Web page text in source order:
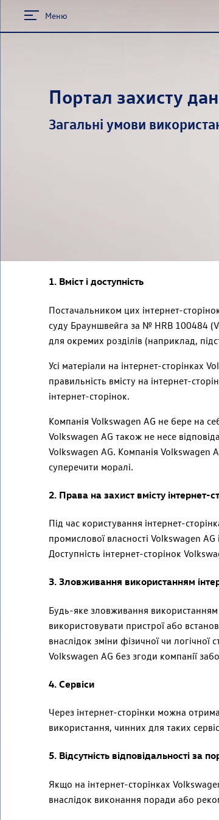
Меню
Портал захисту
Загальні умови
1. Вміст і доступність
Постачальником цих інтернет-
суду Брауншвейга за № HRB 100484 (
для окремих розділів (наприклад,
Усі матеріали на інтернет-сторінках
правильність вмісту на інтернет-
інтернет-сторінок.
Компанія Volkswagen AG не бере на
Volkswagen AG також не несе
Volkswagen AG. Компанія Volkswagen
суперечити моралі.
2. Права на захист вмісту інтернет-
Під час користування інтернет-
промислової власності Volkswagen AG
Доступність інтернет-сторінок
3. Зловживання використанням
Будь-яке зловживання використанням
використовувати пристрої або
внаслідок зміни фізичної чи логічної
Volkswagen AG без згоди компанії
4. Сервіси
Через інтернет-сторінки можна
використання, чинних для таких
5. Відсутність відповідальності за
Якщо на інтернет-сторінках
внаслідок виконання поради або